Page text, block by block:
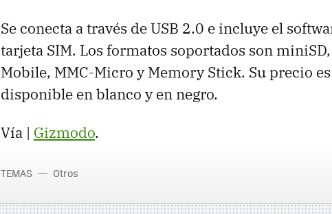
Se conecta a través de USB 2.0 e incluye el
tarjeta SIM. Los formatos soportados son
Mobile, MMC-Micro y Memory Stick. Su precio
disponible en blanco y en negro.
Vía | Gizmodo.
TEMAS Otros